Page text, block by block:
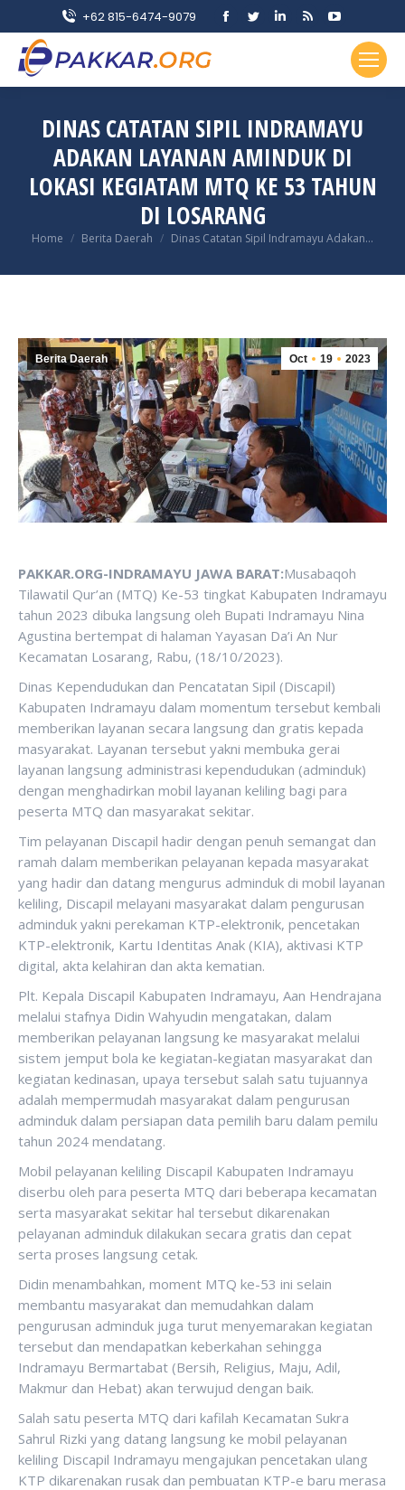
+62 815-6474-9079
Facebook
in
window
Twitter
in
window
Linkedin
in
window
Rss
opens
in
window
YouTube
page
opens
in
window
DINAS CATATAN SIPIL INDRAMAYU
ADAKAN LAYANAN AMINDUK DI
LOKASI KEGIATAM MTQ KE 53 TAHUN
DI LOSARANG
You are here:
Home Berita Daerah Dinas Catatan Sipil Indramayu Adakan…
Oct 19 2023
Berita Daerah
PAKKAR.ORG-INDRAMAYU JAWA BARAT:Musabaqoh
Tilawatil Qur’an (MTQ) Ke-53 tingkat Kabupaten Indramayu
tahun 2023 dibuka langsung oleh Bupati Indramayu Nina
Agustina bertempat di halaman Yayasan Da’i An Nur
Kecamatan Losarang, Rabu, (18/10/2023).
Dinas Kependudukan dan Pencatatan Sipil (Discapil)
Kabupaten Indramayu dalam momentum tersebut kembali
memberikan layanan secara langsung dan gratis kepada
masyarakat. Layanan tersebut yakni membuka gerai
layanan langsung administrasi kependudukan (adminduk)
dengan menghadirkan mobil layanan keliling bagi para
peserta MTQ dan masyarakat sekitar.
Tim pelayanan Discapil hadir dengan penuh semangat dan
ramah dalam memberikan pelayanan kepada masyarakat
yang hadir dan datang mengurus adminduk di mobil layanan
keliling, Discapil melayani masyarakat dalam pengurusan
adminduk yakni perekaman KTP-elektronik, pencetakan
KTP-elektronik, Kartu Identitas Anak (KIA), aktivasi KTP
digital, akta kelahiran dan akta kematian.
Plt. Kepala Discapil Kabupaten Indramayu, Aan Hendrajana
melalui stafnya Didin Wahyudin mengatakan, dalam
memberikan pelayanan langsung ke masyarakat melalui
sistem jemput bola ke kegiatan-kegiatan masyarakat dan
kegiatan kedinasan, upaya tersebut salah satu tujuannya
adalah mempermudah masyarakat dalam pengurusan
adminduk dalam persiapan data pemilih baru dalam pemilu
tahun 2024 mendatang.
Mobil pelayanan keliling Discapil Kabupaten Indramayu
diserbu oleh para peserta MTQ dari beberapa kecamatan
serta masyarakat sekitar hal tersebut dikarenakan
pelayanan adminduk dilakukan secara gratis dan cepat
serta proses langsung cetak.
Didin menambahkan, moment MTQ ke-53 ini selain
membantu masyarakat dan memudahkan dalam
pengurusan adminduk juga turut menyemarakan kegiatan
tersebut dan mendapatkan keberkahan sehingga
Indramayu Bermartabat (Bersih, Religius, Maju, Adil,
Makmur dan Hebat) akan terwujud dengan baik.
Salah satu peserta MTQ dari kafilah Kecamatan Sukra
Sahrul Rizki yang datang langsung ke mobil pelayanan
keliling Discapil Indramayu mengajukan pencetakan ulang
KTP dikarenakan rusak dan pembuatan KTP-e baru merasa